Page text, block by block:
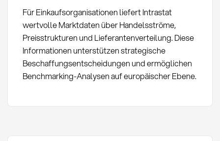
Für Einkaufsorganisationen liefert Intrastat
wertvolle Marktdaten über Handelsströme,
Preisstrukturen und Lieferantenverteilung. Diese
Informationen unterstützen strategische
Beschaffungsentscheidungen und ermöglichen
Benchmarking-Analysen auf europäischer Ebene.